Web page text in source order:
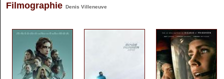
Filmographie Denis Villeneuve